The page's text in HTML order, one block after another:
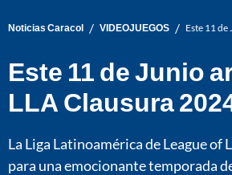
Noticias Caracol / VIDEOJUEGOS / Este 11
Este 11 de Junio
LLA Clausura
La Liga Latinoamérica de League of
para una emocionante temporada